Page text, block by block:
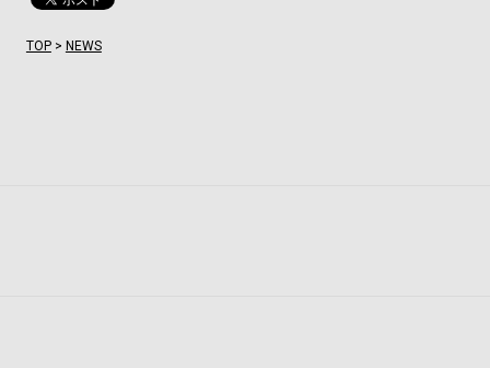
TOP> NEWS